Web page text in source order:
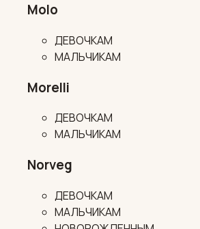
Molo
ДЕВОЧКАМ
МАЛЬЧИКАМ
Morelli
ДЕВОЧКАМ
МАЛЬЧИКАМ
Norveg
ДЕВОЧКАМ
МАЛЬЧИКАМ